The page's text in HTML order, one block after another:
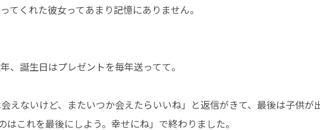
てくれた彼女ってあまり記憶にありません。
、誕生日はプレゼントを毎年送ってて。
えないけど、またいつか会えたらいいね」と返信がきて、最後は子供が
これを最後にしよう。幸せにね」で終わりました。